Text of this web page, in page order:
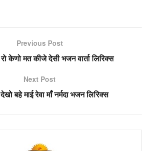
Previous Post
केणो मत कीजे देसी भजन वार्ता लिरिक्स
Next Post
बहे माई रेवा माँ नर्मदा भजन लिरिक्स